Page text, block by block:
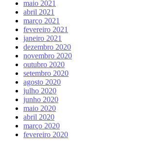
maio 2021
abril 2021
março 2021
fevereiro 2021
janeiro 2021
dezembro 2020
novembro 2020
outubro 2020
setembro 2020
agosto 2020
julho 2020
junho 2020
maio 2020
abril 2020
março 2020
fevereiro 2020